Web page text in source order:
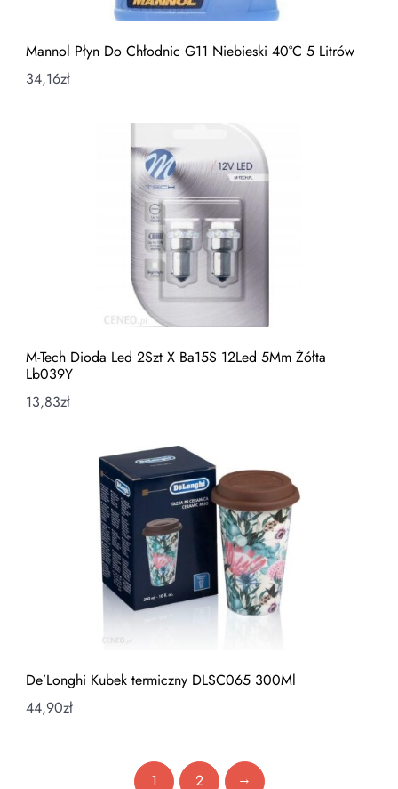
Mannol Płyn Do Chłodnic G11 Niebieski 40°C 5 Litrów
34,16zł
M-Tech Dioda Led 2Szt X Ba15S 12Led 5Mm Żółta
Lb039Y
13,83zł
De’Longhi Kubek termiczny DLSC065 300Ml
44,90zł
1 2 →